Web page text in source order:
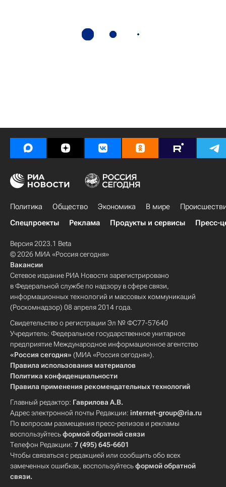
Политика Общество Экономика В мире
Спецпроекты
Реклама Продукты и сервисы Пресс-
Версия 2023.1 Beta
© 2026 МИА «Россия сегодня»
Вакансии
Сетевое издание РИА Новости зарегистрировано
в Федеральной службе по надзору в сфере связи,
информационных технологий и массовых коммуникаций
(Роскомнадзор) 08 апреля 2014 года.
Свидетельство о регистрации Эл № ФС77-57640
Учредитель: Федеральное государственное унитарное
предприятие Международное информационное агентство
«Россия сегодня» (МИА «Россия сегодня»).
Правила использования материалов
Политика конфиденциальности
Правила применения рекомендательных технологий
Главный редактор: Гаврилова А.В.
Адрес электронной почты Редакции: internet-group@ria.ru
По вопросам размещения пресс-релизов и рекламы
воспользуйтесьформой обратной связи
Телефон Редакции: 7 (495) 645-6601
Чтобы связаться с редакцией или сообщить обо всех
замеченных ошибках, воспользуйтесьформой обратной
связи.